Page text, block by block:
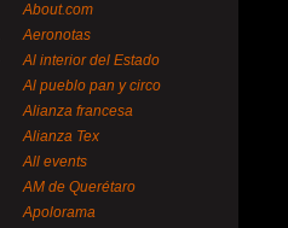
About.com
Aeronotas
Al interior del Estado
Al pueblo pan y circo
Alianza francesa
Alianza Tex
All events
AM de Querétaro
Apolorama